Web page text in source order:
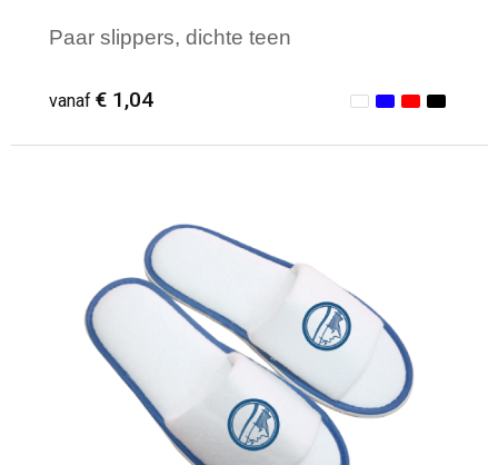
Paar slippers, dichte teen
vanaf € 1,04
Minimale afname: 100